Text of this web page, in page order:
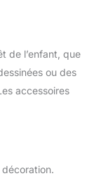
de l’enfant, que
ou des
accessoires